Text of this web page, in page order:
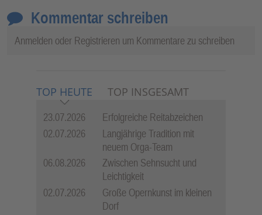
Kommentar schreiben
Anmelden oder Registrieren um Kommentare zu schreiben
TOP HEUTE TOP INSGESAMT
23.07.2026
Erfolgreiche Reitabzeichen
02.07.2026
Langjährige Tradition mit
neuem Orga-Team
06.08.2026
Zwischen Sehnsucht und
Leichtigkeit
02.07.2026
Große Opernkunst im kleinen
Dorf